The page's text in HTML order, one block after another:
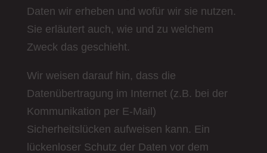
Daten wir erheben und wofür wir sie nutzen.
Sie erläutert auch, wie und zu welchem
Zweck das geschieht.
Wir weisen darauf hin, dass die
Datenübertragung im Internet (z.B. bei der
Kommunikation per E-Mail)
Sicherheitslücken aufweisen kann. Ein
lückenloser Schutz der Daten vor dem